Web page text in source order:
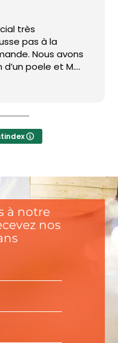
très
pas à la
Nous avons
poele et M.
effectué
Energie.
à notre
nos